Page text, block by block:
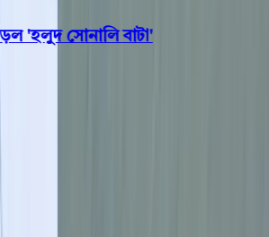
সোনালি বাটা'
দুর্ঘটনায় প্রাণ
মিজানুরের